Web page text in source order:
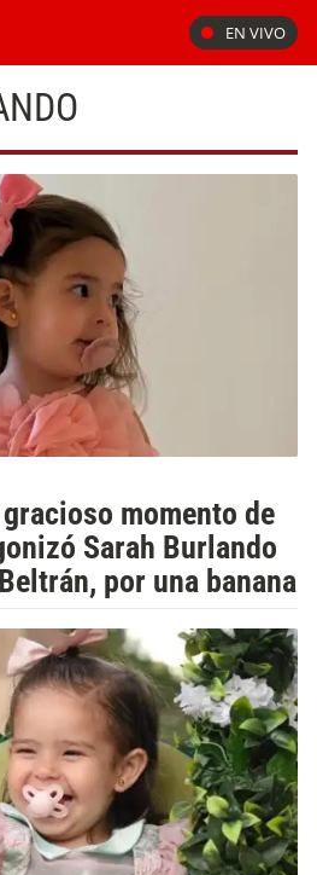
EN VIVO
momento de
Sarah Burlando
por una banana